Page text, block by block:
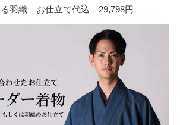
る羽織 お仕立て代込 29,798円